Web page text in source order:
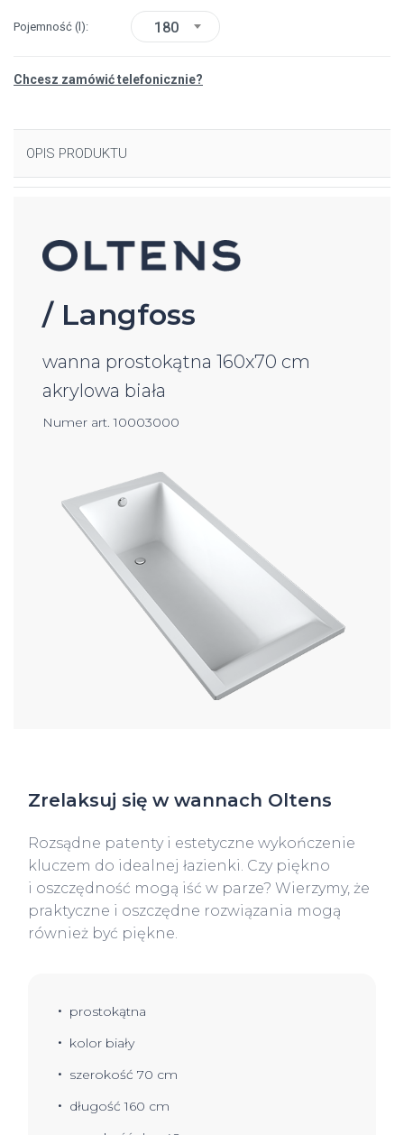
Pojemność (l) 180
Chcesz zamówić telefonicznie?
OPIS PRODUKTU
/ Langfoss
wanna prostokątna 160x70 cm
akrylowa biała
Numer art. 10003000
Zrelaksuj się w wannach Oltens
Rozsądne patenty i estetyczne wykończenie
kluczem do idealnej łazienki. Czy piękno
i oszczędność mogą iść w parze? Wierzymy, że
praktyczne i oszczędne rozwiązania mogą
również być piękne.
prostokątna
kolor biały
szerokość 70 cm
długość 160 cm